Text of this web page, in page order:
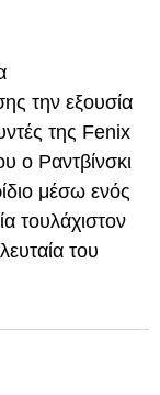
την εξουσία
της Fenix
ο Ραντβίνσκι
μέσω ενός
τουλάχιστον
του